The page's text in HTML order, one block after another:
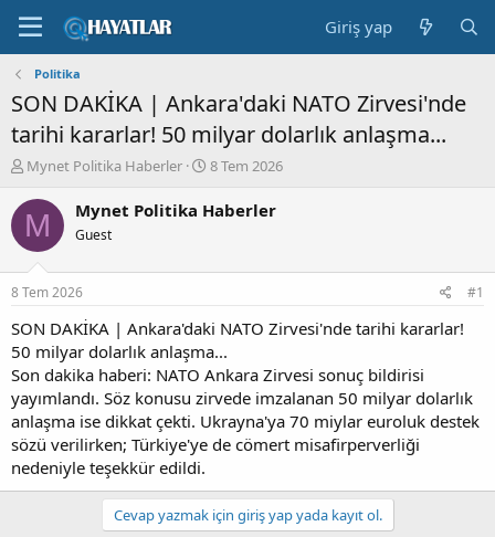
Giriş yap
Politika
SON DAKİKA | Ankara'daki NATO Zirvesi'nde
tarihi kararlar! 50 milyar dolarlık anlaşma...
K
n
b
u
u
b
a
ş
l
a
t
a
n
Mynet Politika Haberler
B
ş
ç
a
r
i
h
8 Tem 2026
M Mynet Politika Haberler
Guest
8 Tem 2026 #1
SON DAKİKA | Ankara'daki NATO Zirvesi'nde tarihi kararlar!
50 milyar dolarlık anlaşma...
Son dakika haberi: NATO Ankara Zirvesi sonuç bildirisi
yayımlandı. Söz konusu zirvede imzalanan 50 milyar dolarlık
anlaşma ise dikkat çekti. Ukrayna'ya 70 miylar euroluk destek
sözü verilirken; Türkiye'ye de cömert misafirperverliği
nedeniyle teşekkür edildi.
Cevap yazmak için giriş yap yada kayıt ol.